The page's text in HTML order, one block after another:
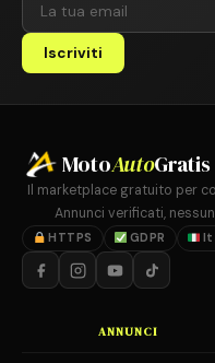
Iscriviti
MotoAutoGratis
Il marketplace gratuito per
Annunci verificati,
HTTPS GDPR
ANNUNCI